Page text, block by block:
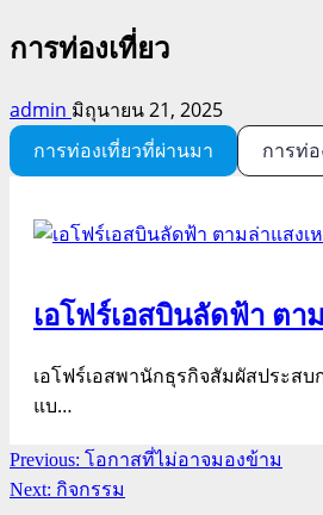
การท่องเที่ยว
admin มิถุนายน 21, 2025
การท่องเที่ยวที่ผ่านมา
การท่
เอโฟร์เอสบินลัดฟ้า ตา
เอโฟร์เอสพานักธุรกิจสัมผัสประสบ
แบ…
Continue
Reading
Previous: โอกาสที่ไม่อาจมองข้าม
Next: กิจกรรม